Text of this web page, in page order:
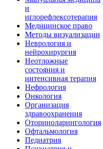
и
иглорефлексотерапия
Медицинское право
Методы визуализации
Неврология и
нейрохирургия
Неотложные
состояния и
интенсивная терапия
Нефрология
Онкология
Организация
здравоохранения
Оториноларингология
Офтальмология
Педиатрия